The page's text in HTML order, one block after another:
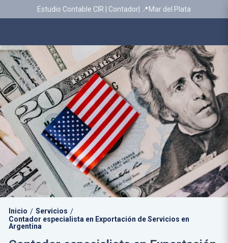
Estudio Contable CIR | Contador| 📍Mar del Plata
Inicio / Servicios /
Contador especialista en Exportación de Servicios en
Argentina